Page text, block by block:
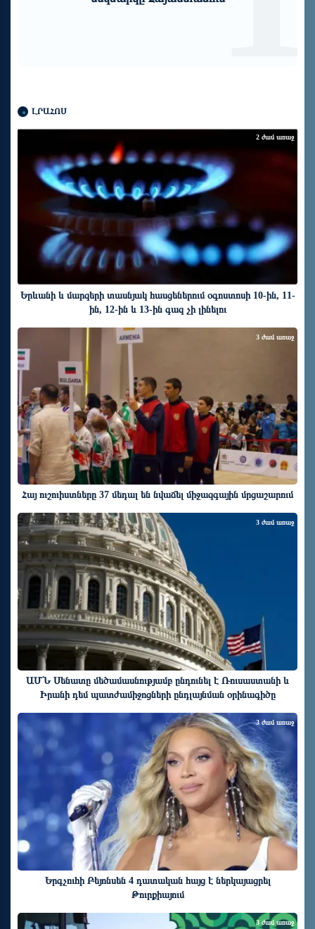
ԼՐԱՀՈՍ
Երևանի և մարզերի տասնյակ հասցեներում օգոստոսի 10-ին, 11-
ին, 12-ին և 13-ին գազ չի լինելու
2 ժամ առաջ
Հայ ուշուիստները 37 մեդալ են նվաճել միջազգային մրցաշարում
3 ժամ առաջ
ԱՄՆ Սենատը մեծամասնությամբ ընդունել է Ռուսաստանի և
Իրանի դեմ պատժամիջոցների ընդլայնման օրինագիծը
3 ժամ առաջ
Երգչուհի Բեյոնսեն ​​4 դատական հայց է ներկայացրել
Թուրքիայում
3 ժամ առաջ
3 ժամ առաջ